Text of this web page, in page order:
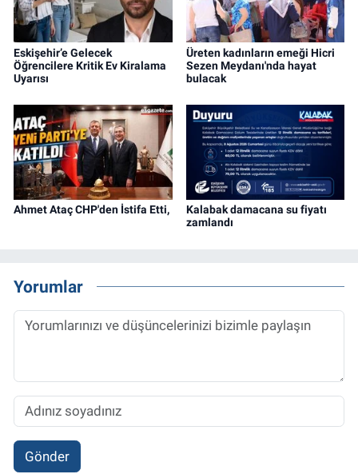
Eskişehir’e Gelecek
Öğrencilere Kritik Ev Kiralama
Uyarısı
Üreten kadınların emeği Hicri
Sezen Meydanı'nda hayat
bulacak
Ahmet Ataç CHP'den İstifa Etti,
Kalabak damacana su fiyatı
zamlandı
Yorumlar
Gönder